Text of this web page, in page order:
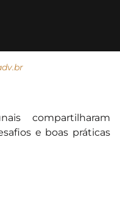
compartilharam
e boas práticas